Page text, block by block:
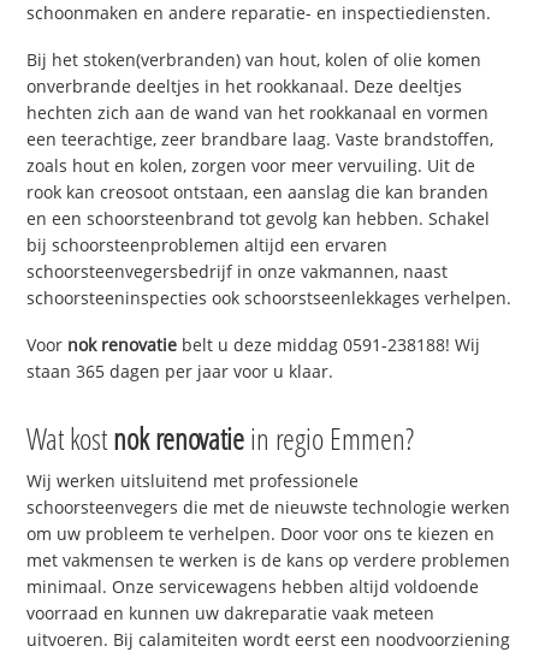
schoonmaken en andere reparatie- en inspectiediensten.
Bij het stoken(verbranden) van hout, kolen of olie komen
onverbrande deeltjes in het rookkanaal. Deze deeltjes
hechten zich aan de wand van het rookkanaal en vormen
een teerachtige, zeer brandbare laag. Vaste brandstoffen,
zoals hout en kolen, zorgen voor meer vervuiling. Uit de
rook kan creosoot ontstaan, een aanslag die kan branden
en een schoorsteenbrand tot gevolg kan hebben. Schakel
bij schoorsteenproblemen altijd een ervaren
schoorsteenvegersbedrijf in onze vakmannen, naast
schoorsteeninspecties ook schoorstseenlekkages verhelpen.
Voor nok renovatie belt u deze middag 0591-238188! Wij
staan 365 dagen per jaar voor u klaar.
Wat kostnok renovatiein regio Emmen?
Wij werken uitsluitend met professionele
schoorsteenvegers die met de nieuwste technologie werken
om uw probleem te verhelpen. Door voor ons te kiezen en
met vakmensen te werken is de kans op verdere problemen
minimaal. Onze servicewagens hebben altijd voldoende
voorraad en kunnen uw dakreparatie vaak meteen
uitvoeren. Bij calamiteiten wordt eerst een noodvoorziening